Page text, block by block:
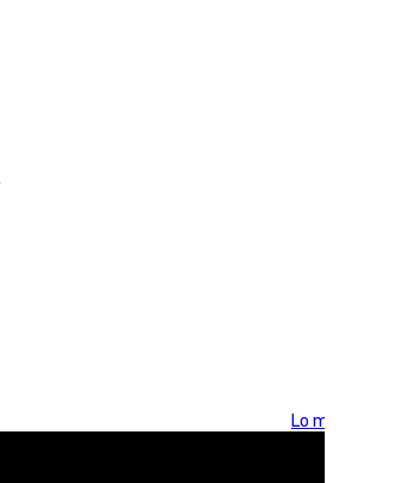
Lo más visto >